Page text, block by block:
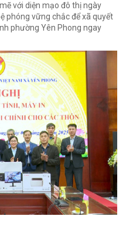
với diện mạo đô thị ngày
phóng vững chắc để xã quyết
phường Yên Phong ngay